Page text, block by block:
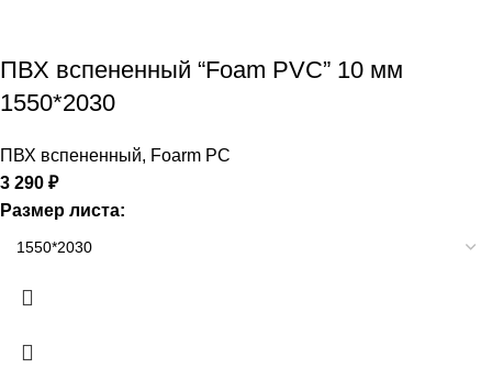
ПВХ вспененный “Foam PVC” 10 мм
1550*2030
ПВХ вспененный, Foarm PC
3 290 ₽
Размер листа: